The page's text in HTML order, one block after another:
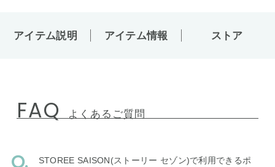
アイテム説明 アイテム情報 ストア
FAQ よくあるご質問
STOREE SAISON(ストーリー セゾン)で利用できるポ